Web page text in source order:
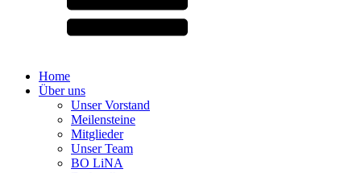
Home
Über uns
Unser Vorstand
Meilensteine
Mitglieder
Unser Team
BO LiNA